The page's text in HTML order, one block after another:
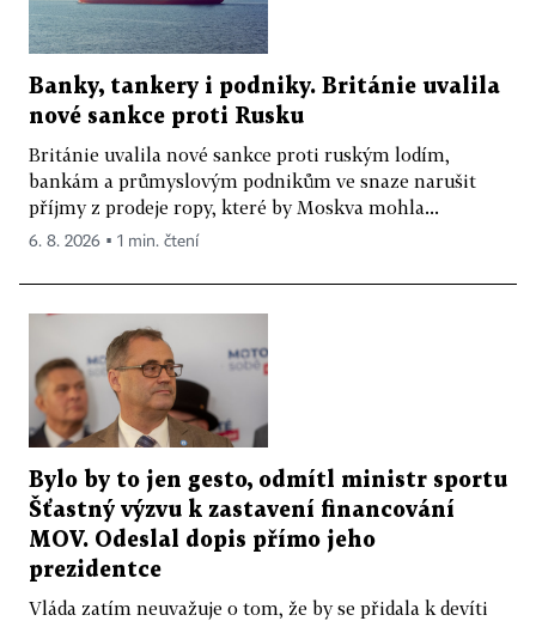
Banky, tankery i podniky. Británie uvalila
nové sankce proti Rusku
Británie uvalila nové sankce proti ruským lodím,
bankám a průmyslovým podnikům ve snaze narušit
příjmy z prodeje ropy, které by Moskva mohla...
6. 8. 2026 ▪ 1 min. čtení
Bylo by to jen gesto, odmítl ministr sportu
Šťastný výzvu k zastavení financování
MOV. Odeslal dopis přímo jeho
prezidentce
Vláda zatím neuvažuje o tom, že by se přidala k devíti